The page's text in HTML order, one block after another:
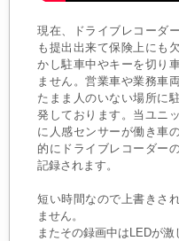
現在、ドライブレコーダ
も提出出来て保険上にも
かし駐車中やキーを切り
ません。営業車や業務車
たまま人のいない場所に
発しております。当ユニ
に人感センサーが働き車
的にドライブレコーダー
記録されます。
短い時間なので上書きさ
ません。
またその録画中はLEDが激